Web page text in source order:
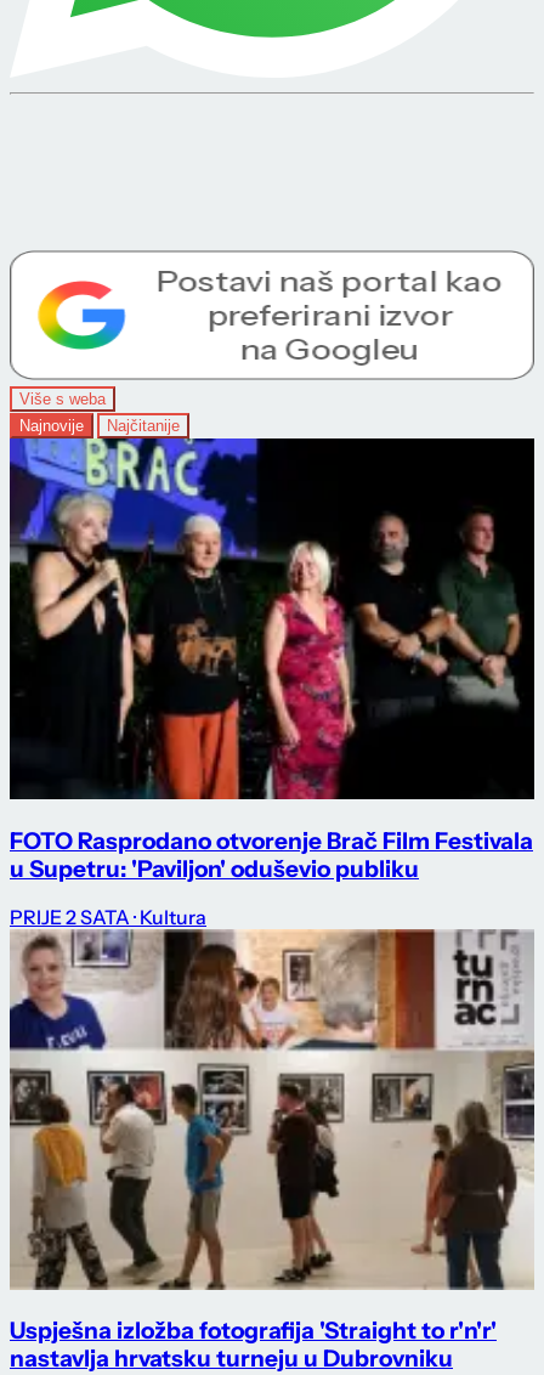
Više s weba
Najnovije
Najčitanije
FOTO Rasprodano otvorenje Brač Film Festivala
u Supetru: 'Paviljon' oduševio publiku
PRIJE 2 SATA · Kultura
Uspješna izložba fotografija 'Straight to r'n'r'
nastavlja hrvatsku turneju u Dubrovniku